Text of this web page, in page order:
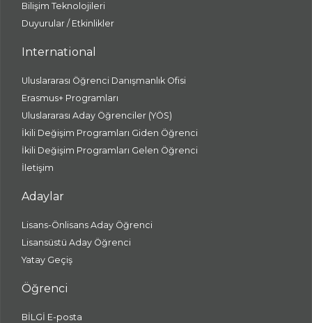
Bilişim Teknolojileri
Duyurular / Etkinlikler
International
Uluslararası Öğrenci Danışmanlık Ofisi
Erasmus+ Programları
Uluslararası Aday Öğrenciler (YÖS)
İkili Değişim Programları Giden Öğrenci
İkili Değişim Programları Gelen Öğrenci
İletişim
Adaylar
Lisans-Önlisans Aday Öğrenci
Lisansüstü Aday Öğrenci
Yatay Geçiş
Öğrenci
BİLGİ E-posta